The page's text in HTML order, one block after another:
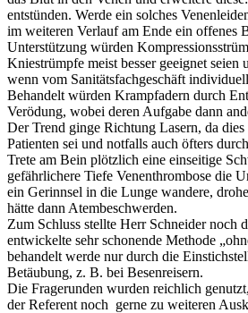
entstünden. Werde ein solches
im weiteren Verlauf am Ende ein offenes
Unterstützung würden
Kniestrümpfe meist besser geeignet seien
wenn vom Sanitätsfachgeschäft
Behandelt würden Krampfadern durch
Verödung, wobei deren Aufgabe dann
Der Trend ginge Richtung Lasern, da
Patienten sei und notfalls auch öfters
Trete am Bein plötzlich eine einseitige
gefährlichere Tiefe Venenthrombose die
ein Gerinnsel in die Lunge wandere,
hätte dann Atembeschwerden.
Zum Schluss stellte Herr Schneider noch
entwickelte sehr schonende Methode
behandelt werde nur durch die
Betäubung, z. B. bei Besenreisern.
Die Fragerunden wurden reichlich
der Referent noch gerne zu weiteren